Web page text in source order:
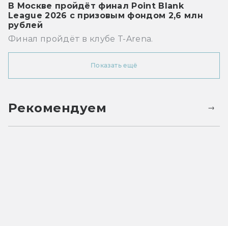
В Москве пройдёт финал Point Blank
League 2026 с призовым фондом 2,6 млн
рублей
Финал пройдёт в клубе T-Arena.
Показать ещё
Рекомендуем